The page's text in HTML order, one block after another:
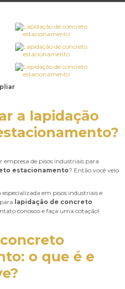
a lapidação
?
empresa de pisos industriais para
estacionamento? Então você veio
em pisos industriais e
lapidação de concreto
conosco e faça uma cotação!
: o que é e